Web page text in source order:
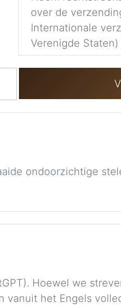
over de
Internationale
Verenigde
ondoorzichtige
Hoewel we
het Engels